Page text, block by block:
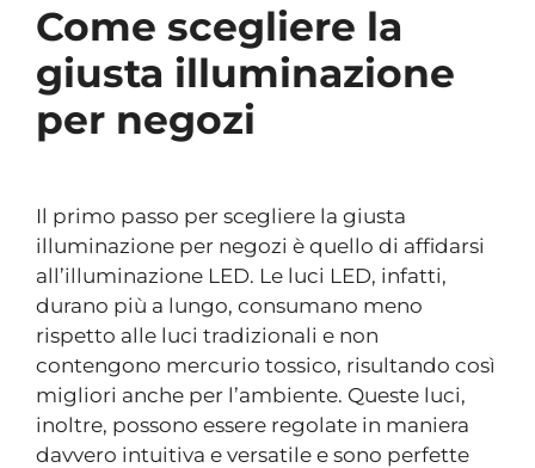
Come scegliere la
giusta illuminazione
per negozi
Il primo passo per scegliere la giusta
illuminazione per negozi è quello di affidarsi
all’illuminazione LED. Le luci LED, infatti,
durano più a lungo, consumano meno
rispetto alle luci tradizionali e non
contengono mercurio tossico, risultando così
migliori anche per l’ambiente. Queste luci,
inoltre, possono essere regolate in maniera
davvero intuitiva e versatile e sono perfette